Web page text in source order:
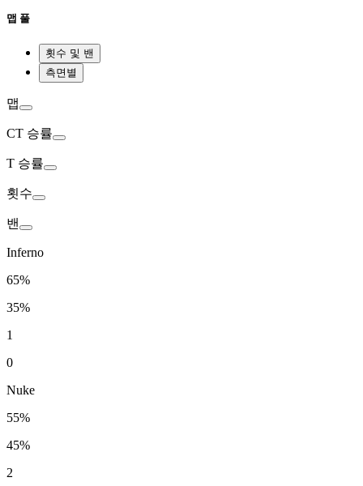
맵 풀
횟수 및 밴
측면별
맵
CT 승률
T 승률
횟수
밴
Inferno
65%
35%
1
0
Nuke
55%
45%
2